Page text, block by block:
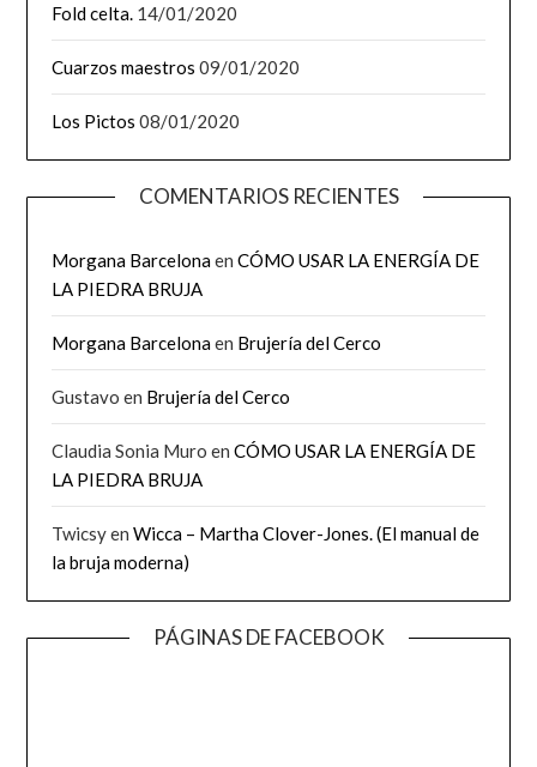
Fold celta. 14/01/2020
Cuarzos maestros 09/01/2020
Los Pictos 08/01/2020
COMENTARIOS RECIENTES
Morgana BarcelonaenCÓMO USAR LA ENERGÍA DE
LA PIEDRA BRUJA
Morgana Barcelonaen Brujería del Cerco
Gustavo en Brujería del Cerco
Claudia Sonia Muro enCÓMO USAR LA ENERGÍA DE
LA PIEDRA BRUJA
TwicsyenWicca – Martha Clover-Jones. (El manual de
la bruja moderna)
PÁGINAS DE FACEBOOK